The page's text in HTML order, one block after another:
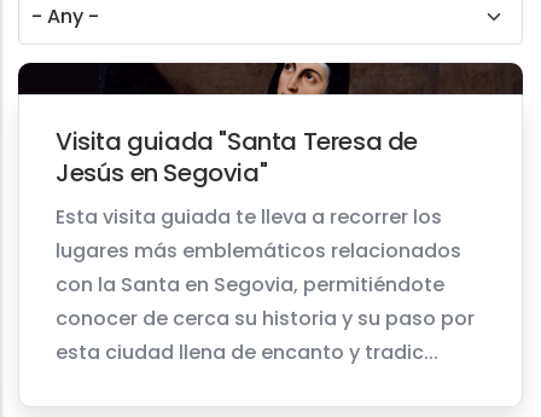
Visita guiada "Santa Teresa de
Jesús en Segovia"
Esta visita guiada te lleva a recorrer los
lugares más emblemáticos relacionados
con la Santa en Segovia, permitiéndote
conocer de cerca su historia y su paso por
esta ciudad llena de encanto y tradic...